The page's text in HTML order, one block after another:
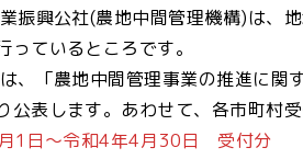
興公社(農地中間管理機構)は、
ているところです。
「農地中間管理事業の推進に関
表します。あわせて、各市町村
1日～令和4年4月30日 受付分